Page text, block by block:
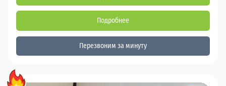
Подробнее
Перезвоним за минуту